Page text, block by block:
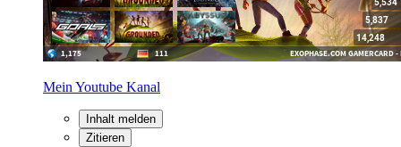
Mein Youtube Kanal
Inhalt melden
Zitieren